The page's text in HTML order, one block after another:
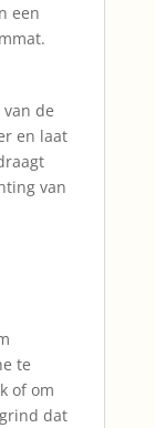
een
de
en laat
van
te
of om
dat